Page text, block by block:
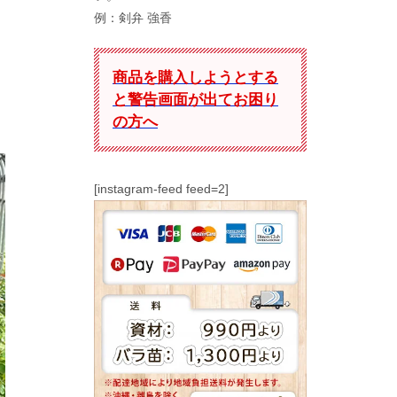
例：剣弁 強香
商品を購入しようとする
と警告画面が出てお困り
の方へ
[instagram-feed feed=2]